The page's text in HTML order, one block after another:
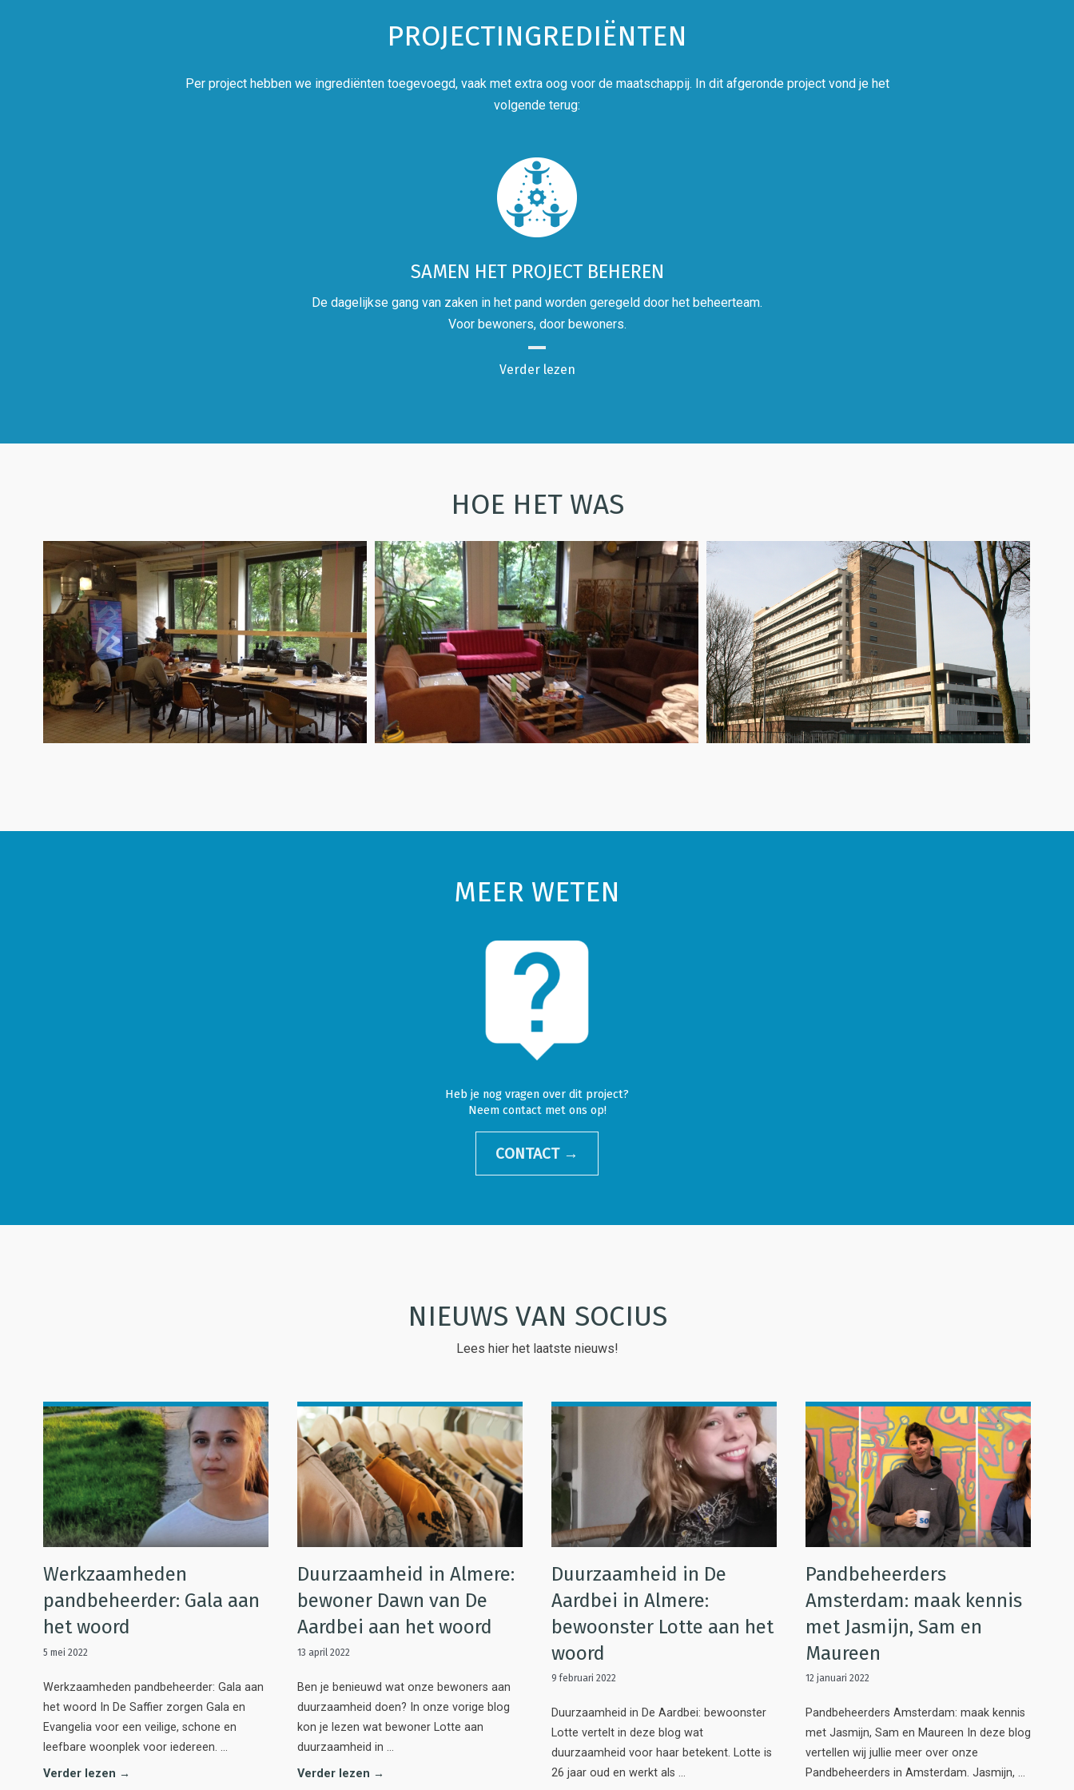
PROJECTINGREDIËNTEN
Per project hebben we ingrediënten toegevoegd, vaak met extra oog voor de maatschappij. In dit afgeronde project vond je het
volgende terug:
SAMEN HET PROJECT BEHEREN
De dagelijkse gang van zaken in het pand worden geregeld door het beheerteam.
Voor bewoners, door bewoners.
Verder lezen
HOE HET WAS
MEER WETEN
Heb je nog vragen over dit project?
Neem contact met ons op!
CONTACT →
NIEUWS VAN SOCIUS
Lees hier het laatste nieuws!
Werkzaamheden
pandbeheerder: Gala aan
het woord
5 mei 2022
Werkzaamheden pandbeheerder: Gala aan
het woord In De Saffier zorgen Gala en
Evangelia voor een veilige, schone en
leefbare woonplek voor iedereen. …
Verder lezen →
Duurzaamheid in Almere:
bewoner Dawn van De
Aardbei aan het woord
13 april 2022
Ben je benieuwd wat onze bewoners aan
duurzaamheid doen? In onze vorige blog
kon je lezen wat bewoner Lotte aan
duurzaamheid in …
Verder lezen →
Duurzaamheid in De
Aardbei in Almere:
bewoonster Lotte aan het
woord
9 februari 2022
Duurzaamheid in De Aardbei: bewoonster
Lotte vertelt in deze blog wat
duurzaamheid voor haar betekent. Lotte is
26 jaar oud en werkt als …
Pandbeheerders
Amsterdam: maak kennis
met Jasmijn, Sam en
Maureen
12 januari 2022
Pandbeheerders Amsterdam: maak kennis
met Jasmijn, Sam en Maureen In deze blog
vertellen wij jullie meer over onze
Pandbeheerders in Amsterdam. Jasmijn, …